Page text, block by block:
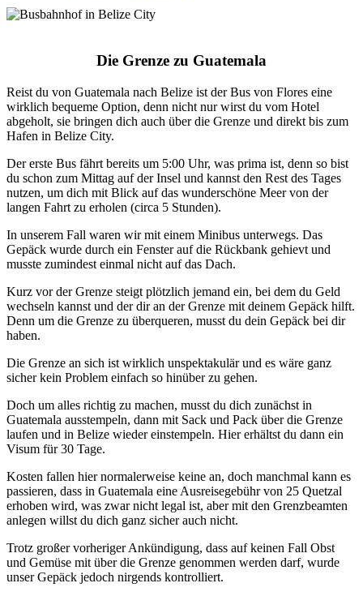
Die Grenze zu Guatemala
Reist du von Guatemala nach Belize ist der Bus von Flores eine
wirklich bequeme Option, denn nicht nur wirst du vom Hotel
abgeholt, sie bringen dich auch über die Grenze und direkt bis zum
Hafen in Belize City.
Der erste Bus fährt bereits um 5:00 Uhr, was prima ist, denn so bist
du schon zum Mittag auf der Insel und kannst den Rest des Tages
nutzen, um dich mit Blick auf das wunderschöne Meer von der
langen Fahrt zu erholen (circa 5 Stunden).
In unserem Fall waren wir mit einem Minibus unterwegs. Das
Gepäck wurde durch ein Fenster auf die Rückbank gehievt und
musste zumindest einmal nicht auf das Dach.
Kurz vor der Grenze steigt plötzlich jemand ein, bei dem du Geld
wechseln kannst und der dir an der Grenze mit deinem Gepäck hilft.
Denn um die Grenze zu überqueren, musst du dein Gepäck bei dir
haben.
Die Grenze an sich ist wirklich unspektakulär und es wäre ganz
sicher kein Problem einfach so hinüber zu gehen.
Doch um alles richtig zu machen, musst du dich zunächst in
Guatemala ausstempeln, dann mit Sack und Pack über die Grenze
laufen und in Belize wieder einstempeln. Hier erhältst du dann ein
Visum für 30 Tage.
Kosten fallen hier normalerweise keine an, doch manchmal kann es
passieren, dass in Guatemala eine Ausreisegebühr von 25 Quetzal
erhoben wird, was zwar nicht legal ist, aber mit den Grenzbeamten
anlegen willst du dich ganz sicher auch nicht.
Trotz großer vorheriger Ankündigung, dass auf keinen Fall Obst
und Gemüse mit über die Grenze genommen werden darf, wurde
unser Gepäck jedoch nirgends kontrolliert.